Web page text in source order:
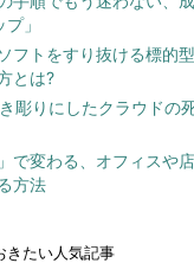
」
フトをすり抜ける標的
とは?
彫りにしたクラウドの
で変わる、オフィスや
方法
きたい人気記事